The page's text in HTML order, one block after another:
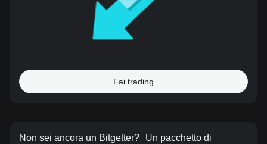
Fai trading
Non sei ancora un Bitgetter?
Un pacchetto di